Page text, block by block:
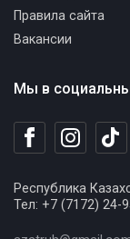
Мы в
Республика
Тел: +7 (7172) 24-
Правила сайта
Вакансии